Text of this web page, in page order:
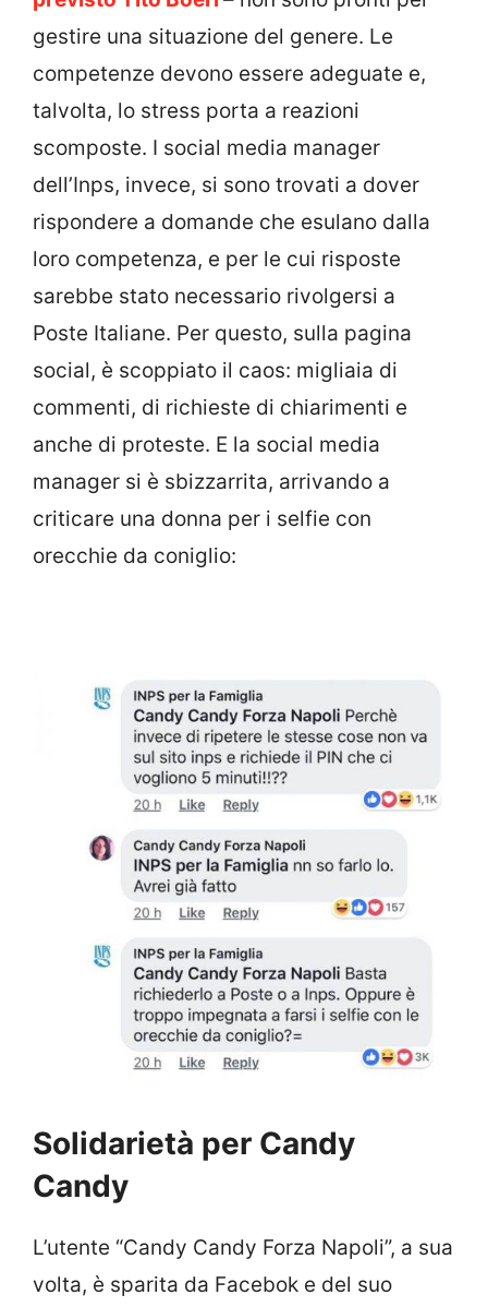
gestire una situazione del genere. Le
competenze devono essere adeguate e,
talvolta, lo stress porta a reazioni
scomposte. I social media manager
dell’Inps, invece, si sono trovati a dover
rispondere a domande che esulano dalla
loro competenza, e per le cui risposte
sarebbe stato necessario rivolgersi a
Poste Italiane. Per questo, sulla pagina
social, è scoppiato il caos: migliaia di
commenti, di richieste di chiarimenti e
anche di proteste. E la social media
manager si è sbizzarrita, arrivando a
criticare una donna per i selfie con
orecchie da coniglio:
Solidarietà per Candy
Candy
L’utente “Candy Candy Forza Napoli”, a sua
volta, è sparita da Facebok e del suo